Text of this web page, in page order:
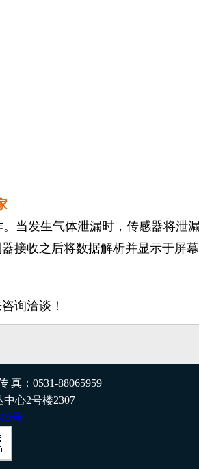
当发生气体泄漏时，传感器将泄
接收之后将数据解析并显示于屏
询洽谈！
：0531-88065959
心2号楼2307
号